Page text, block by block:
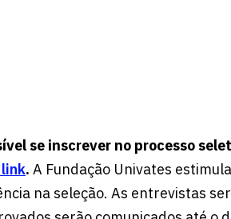
se inscrever no processo
. A Fundação Univates
na seleção. As entrevistas